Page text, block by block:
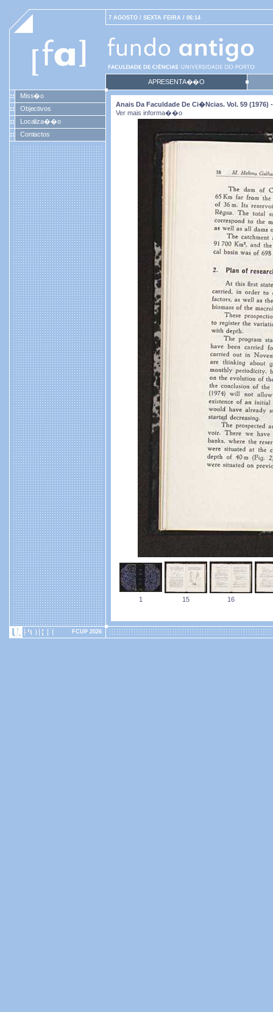
7 AGOSTO / SEXTA FEIRA / 06:14
APRESENTA��O
Miss�o
Objectivos
Localiza��o
Contactos
Anais Da Faculdade De Ci�ncias. Vol. 59 (1976) -
Ver mais informa��o
1 15 16
FCUP 2026